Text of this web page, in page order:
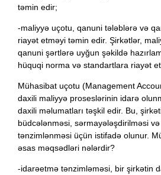
təmin edir;
-maliyyə uçotu, qanuni tələblərə və
riayət etməyi təmin edir. Şirkətlər,
qanuni şərtlərə uyğun şəkildə
hüquqi norma və standartlara riayət
Mühasibat uçotu (Management
daxili maliyyə proseslərinin idarə
daxili məlumatları təşkil edir. Bu,
büdcələnməsi, sərmayələşdirilməsi və
tənzimlənməsi üçün istifadə olunur.
əsas məqsədləri nələrdir?
-idarəetmə tənzimləməsi, bir şirkətin